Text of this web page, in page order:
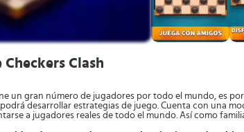
Clash
un gran número de jugadores por todo el mundo, es
desarrollar estrategias de juego. Cuenta con una
a jugadores reales de todo el mundo. Así como